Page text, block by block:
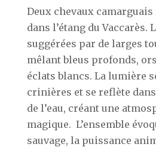
Deux chevaux
dans l’étang du Vaccarès.
suggérées par de larges
mêlant bleus profonds,
éclats blancs. La lumière
crinières et se reflète
de l’eau, créant une
magique. L’ensemble
sauvage, la puissance